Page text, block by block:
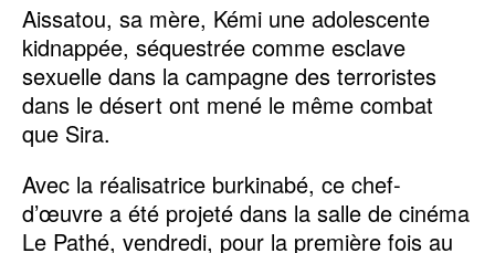
Aissatou, sa mère, Kémi une adolescente
kidnappée, séquestrée comme esclave
sexuelle dans la campagne des terroristes
dans le désert ont mené le même combat
que Sira.
Avec la réalisatrice burkinabé, ce chef-
d’œuvre a été projeté dans la salle de cinéma
Le Pathé, vendredi, pour la première fois au